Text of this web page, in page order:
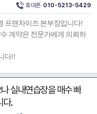
휴대폰 010-5213-5429
프랜차이즈 본부장입니다!
계약은 전문가에게 의뢰하
다!!
실내연습장을 매수 빠
다.